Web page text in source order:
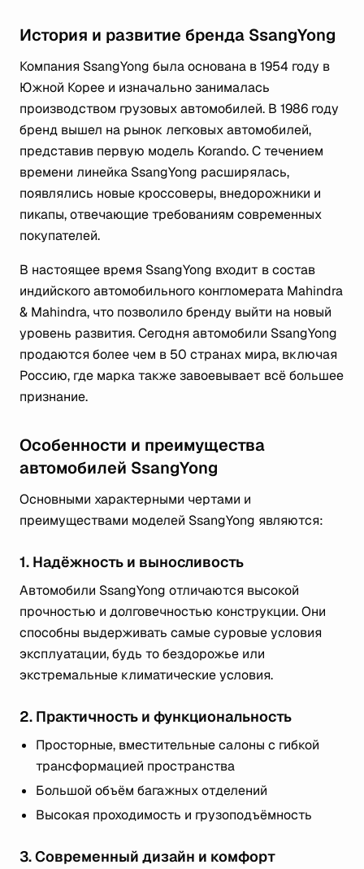
История и развитие бренда SsangYong
Компания SsangYong была основана в 1954 году в
Южной Корее и изначально занималась
производством грузовых автомобилей. В 1986 году
бренд вышел на рынок легковых автомобилей,
представив первую модель Korando. С течением
времени линейка SsangYong расширялась,
появлялись новые кроссоверы, внедорожники и
пикапы, отвечающие требованиям современных
покупателей.
В настоящее время SsangYong входит в состав
индийского автомобильного конгломерата Mahindra
& Mahindra, что позволило бренду выйти на новый
уровень развития. Сегодня автомобили SsangYong
продаются более чем в 50 странах мира, включая
Россию, где марка также завоевывает всё большее
признание.
Особенности и преимущества
автомобилей SsangYong
Основными характерными чертами и
преимуществами моделей SsangYong являются:
1. Надёжность и выносливость
Автомобили SsangYong отличаются высокой
прочностью и долговечностью конструкции. Они
способны выдерживать самые суровые условия
эксплуатации, будь то бездорожье или
экстремальные климатические условия.
2. Практичность и функциональность
Просторные, вместительные салоны с гибкой
трансформацией пространства
Большой объём багажных отделений
Высокая проходимость и грузоподъёмность
3. Современный дизайн и комфорт